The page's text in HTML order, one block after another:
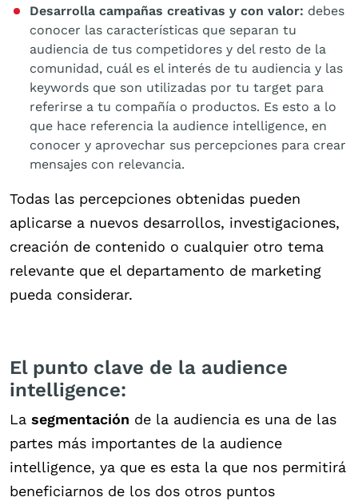
Desarrolla campañas creativas y con valor: debes
conocer las características que separan tu
audiencia de tus competidores y del resto de la
comunidad, cuál es el interés de tu audiencia y las
keywords que son utilizadas por tu target para
referirse a tu compañía o productos. Es esto a lo
que hace referencia la audience intelligence, en
conocer y aprovechar sus percepciones para crear
mensajes con relevancia.
Todas las percepciones obtenidas pueden
aplicarse a nuevos desarrollos, investigaciones,
creación de contenido o cualquier otro tema
relevante que el departamento de marketing
pueda considerar.
El punto clave de la audience
intelligence:
La segmentación de la audiencia es una de las
partes más importantes de la audience
intelligence, ya que es esta la que nos permitirá
beneficiarnos de los dos otros puntos